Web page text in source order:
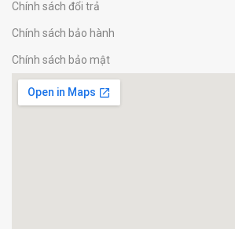
Chính sách đổi trả
Chính sách bảo hành
Chính sách bảo mật